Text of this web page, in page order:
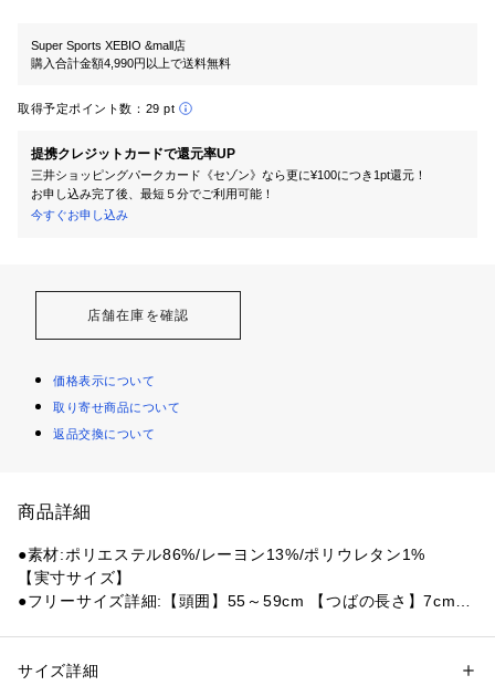
Super Sports XEBIO &mall店
購入合計金額4,990円以上で送料無料
取得予定ポイント数： 29 pt
提携クレジットカードで還元率UP
三井ショッピングパークカード《セゾン》なら更に¥100につき1pt還元！
お申し込み完了後、最短５分でご利用可能！
今すぐお申し込み
店舗在庫を確認
価格表示について
取り寄せ商品について
返品交換について
商品詳細
●素材:ポリエステル86%/レーヨン13%/ポリウレタン1%
【実寸サイズ】
●フリーサイズ詳細:【頭囲】55～59cm 【つばの長さ】7cm
性別：メンズ
サイズ詳細